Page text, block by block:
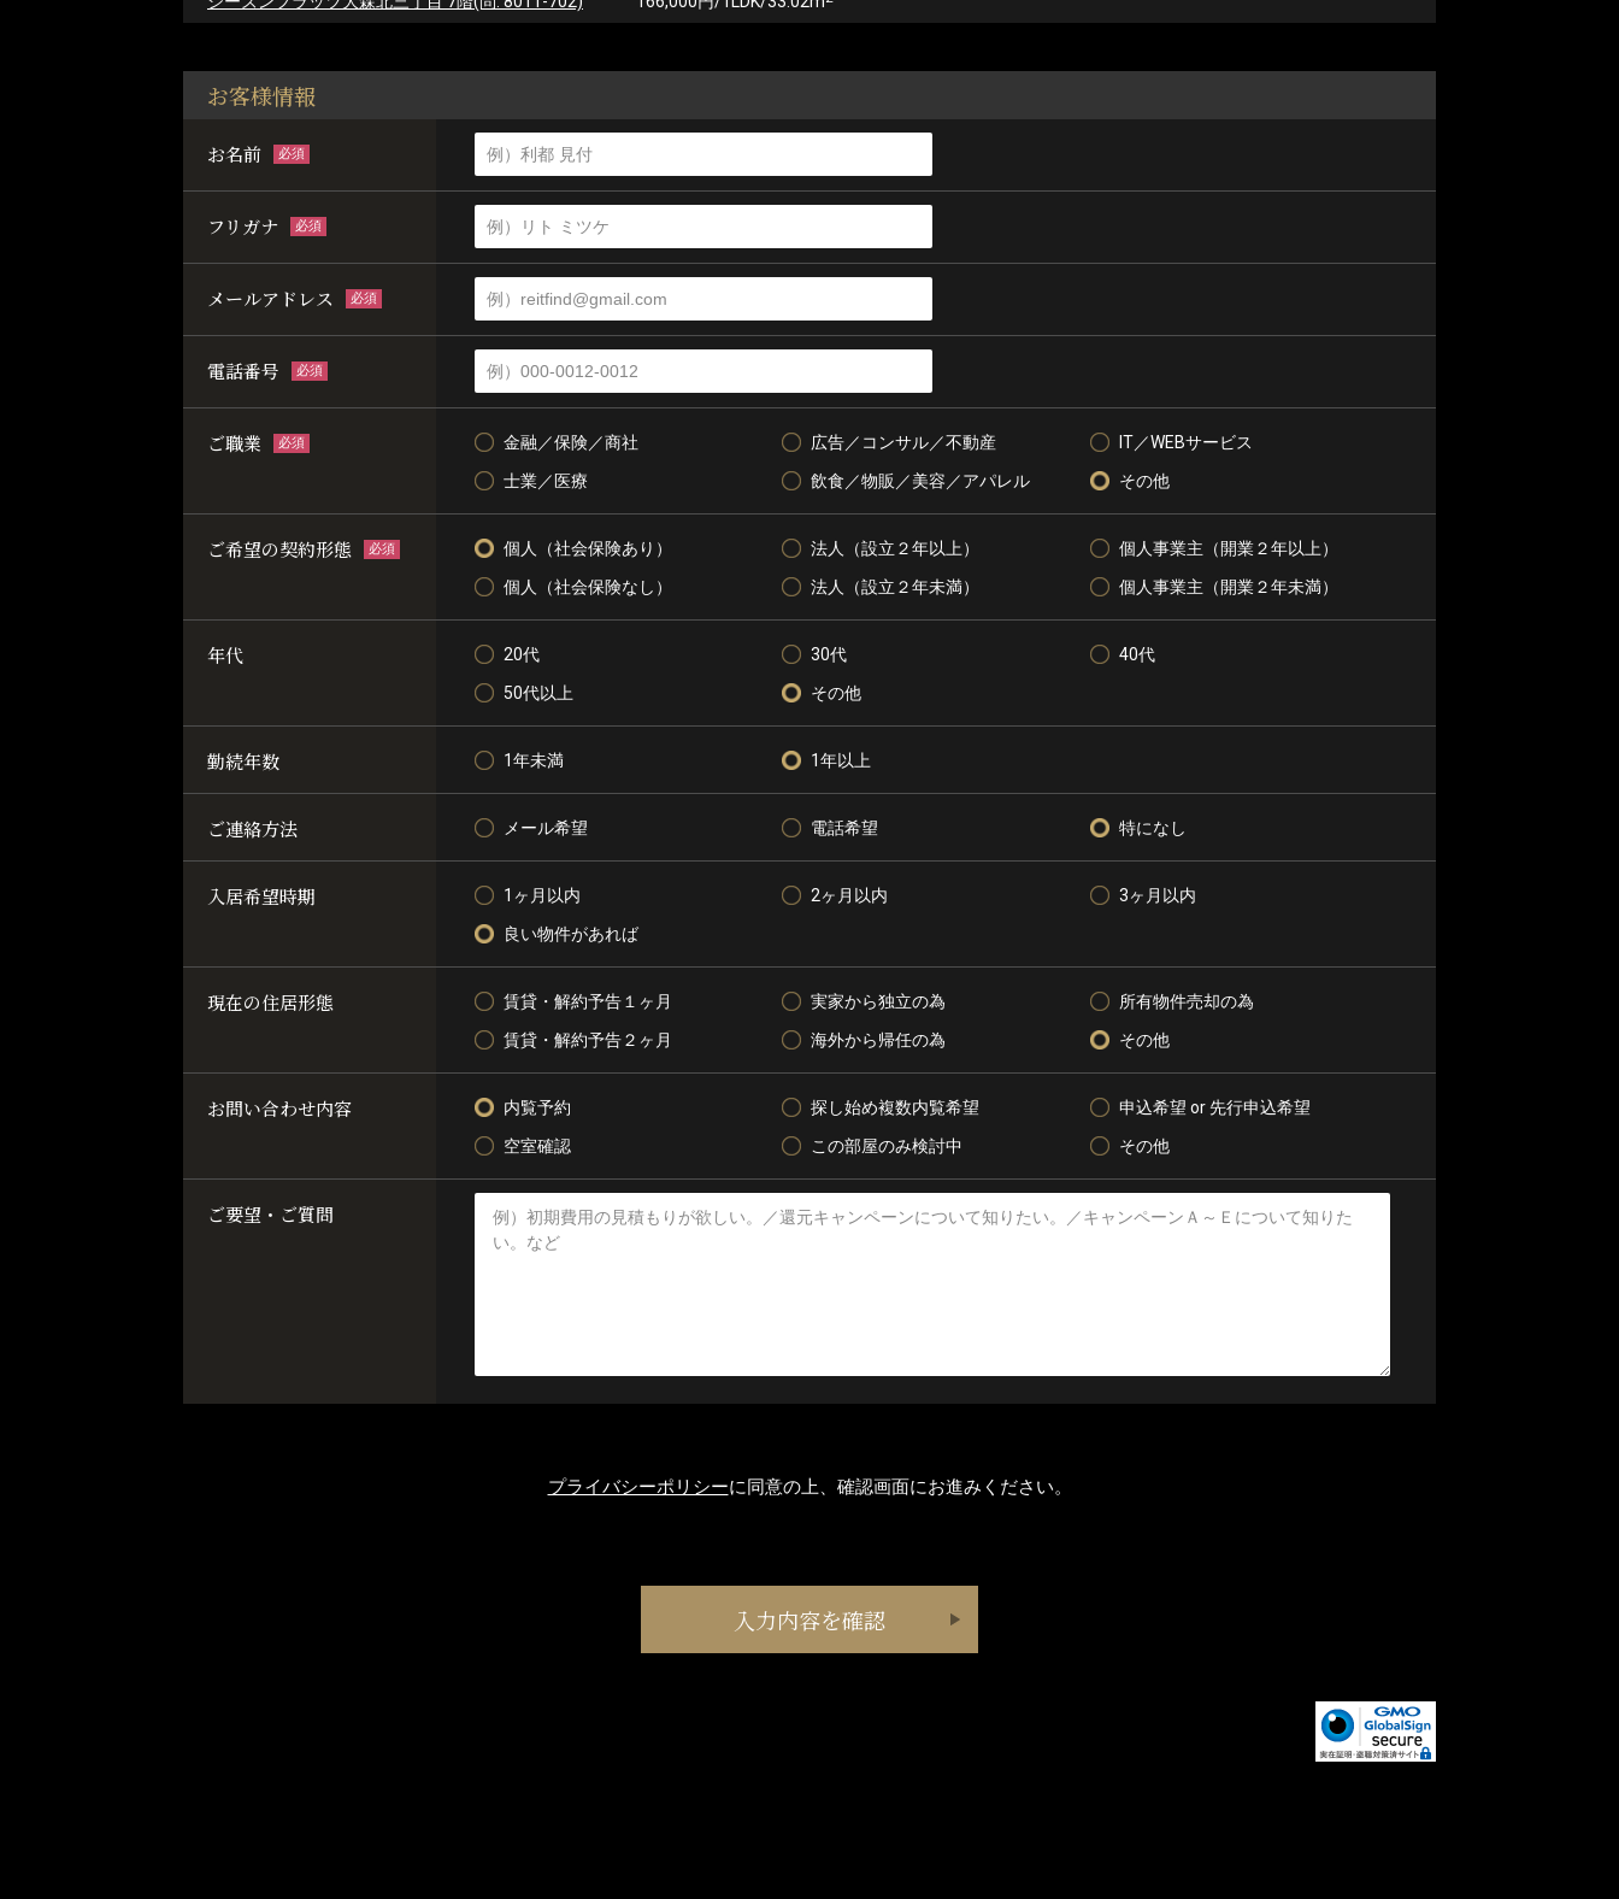
お客様情報
お名前 必須
フリガナ 必須
メールアドレス 必須
電話番号 必須
ご職業 必須 金融／保険／商社 広告／コンサル／不動産
IT／WEBサービス
士業／医療
飲食／物販／美容／アパレル その他
ご希望の契約形態 必須 個人（社会保険あり） 法人（設立２年以上）
個人事業主（開業２年以上）
個人（社会保険なし）
法人（設立２年未満） 個人事業主（開業２年未満）
年代 20代 30代
40代
50代以上
その他
勤続年数 1年未満 1年以上
ご連絡方法 メール希望 電話希望 特になし
入居希望時期 1ヶ月以内 2ヶ月以内
3ヶ月以内
良い物件があれば
現在の住居形態 賃貸・解約予告１ヶ月 実家から独立の為
所有物件売却の為
賃貸・解約予告２ヶ月
海外から帰任の為 その他
お問い合わせ内容 内覧予約 探し始め複数内覧希望
申込希望 or 先行申込希望
空室確認
この部屋のみ検討中 その他
ご要望・ご質問
プライバシーポリシーに同意の上、確認画面にお進みください。